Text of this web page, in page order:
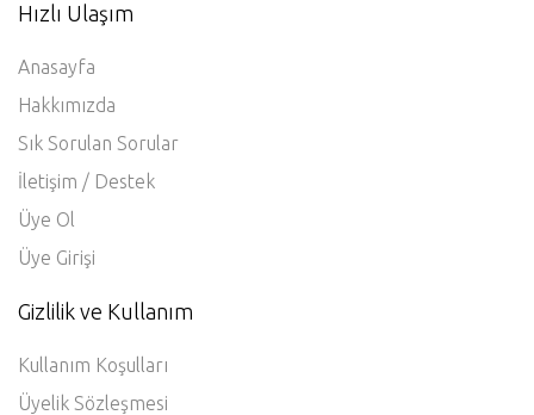
Hızlı Ulaşım
Anasayfa
Hakkımızda
Sık Sorulan Sorular
İletişim / Destek
Üye Ol
Üye Girişi
Gizlilik ve Kullanım
Kullanım Koşulları
Üyelik Sözleşmesi